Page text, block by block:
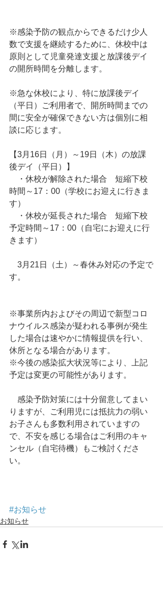
※感染予防の観点からできるだけ少人
数で支援を継続するために、休校中は
原則として児童発達支援と放課後デイ
の開所時間を分離します。
※急な休校により、特に放課後デイ
（平日）ご利用者で、開所時間までの
間に安全が確保できない方は個別に相
談に応じます。
【3月16日（月）～19日（木）の放課
後デイ（平日）】
・休校が解除された場合　短縮下校
時間～17：00（学校にお迎えに行きま
す）
・休校が延長された場合　短縮下校
予定時間～17：00（自宅にお迎えに行
きます）
3月21日（土）～春休み対応の予定で
す。
※事業所内およびその周辺で新型コロ
ナウイルス感染が疑われる事例が発生
した場合は速やかに情報提供を行い、
休所となる場合があります。
※今後の感染拡大状況等により、上記
予定は変更の可能性があります。
感染予防対策には十分留意してまい
りますが、ご利用児には抵抗力の弱い
お子さんも多数利用されていますの
で、不安を感じる場合はご利用のキャ
ンセル（自宅待機）もご検討くださ
い。
#お知らせ
お知らせ